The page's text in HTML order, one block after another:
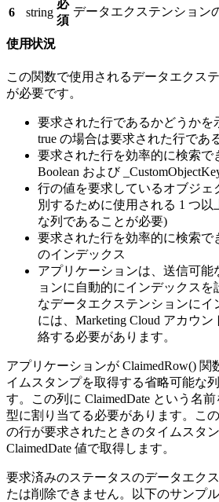
6 string
必
須
データエクステンション
使用状況
この関数で使用されるデータエクス
が必要です。
要求された行であるかどうかを
true の場合は要求された行であ
要求された行を効率的に検索で
Boolean および
行の値を要求しているオブジェ
別するために使用される 1 つ
な列であることが必要)
要求された行を効率的に検索で
のインデックス
アプリケーションは、送信可能
ョンに自動的にインデックス
なデータエクステンションにイ
には、Marketing Cloud アカウ
絡する必要があります。
アプリケーションが ClaimedRow() 関
イムスタンプを取得する省略可能な
す。この列に ClaimedDate という名
型に割り当てる必要があります。こ
の行が要求されたときのタイムスタ
ClaimedDate 値で取得します。
要求済みのステータスのデータエク
たは削除できません。以下のサンプ